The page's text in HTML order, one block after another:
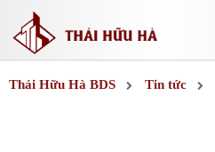
Thái Hữu Hà BDS Tin tức